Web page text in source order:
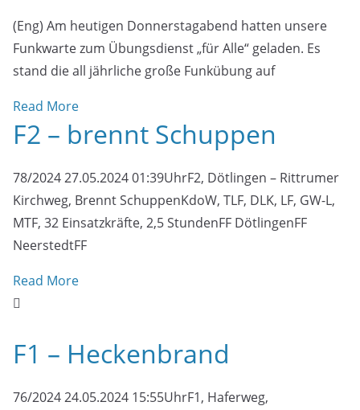
(Eng) Am heutigen Donnerstagabend hatten unsere
Funkwarte zum Übungsdienst „für Alle“ geladen. Es
stand die all jährliche große Funkübung auf
Read More
F2 – brennt Schuppen
78/2024 27.05.2024 01:39UhrF2, Dötlingen – Rittrumer
Kirchweg, Brennt SchuppenKdoW, TLF, DLK, LF, GW-L,
MTF, 32 Einsatzkräfte, 2,5 StundenFF DötlingenFF
NeerstedtFF
Read More
F1 – Heckenbrand
76/2024 24.05.2024 15:55UhrF1, Haferweg,